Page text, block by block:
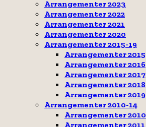
Arrangementer 2023
Arrangementer 2022
Arrangementer 2021
Arrangementer 2020
Arrangementer 2015-19
Arrangementer 2015
Arrangementer 2016
Arrangementer 2017
Arrangementer 2018
Arrangementer 2019
Arrangementer 2010-14
Arrangementer 2010
Arrangementer 2011